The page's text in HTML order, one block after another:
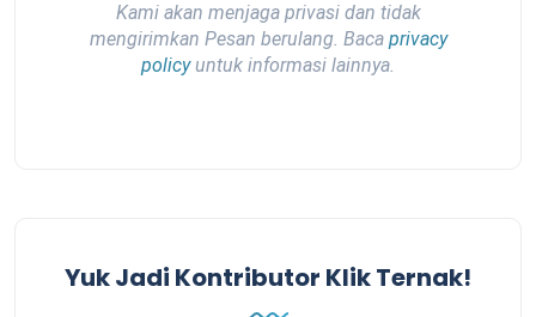
Kami akan menjaga privasi dan tidak
mengirimkan Pesan berulang. Baca privacy
policyuntuk informasi lainnya.
Yuk Jadi Kontributor Klik Ternak!